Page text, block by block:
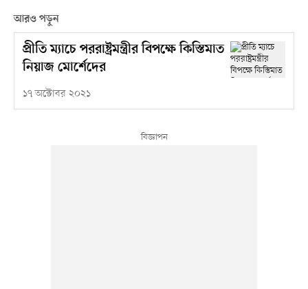
আরও পড়ুন
প্রীতি ম্যাচে পররাষ্ট্রমন্ত্রীর বিপক্ষে কিস্তিমাত
নিয়াজ মোর্শেদের
১৭ অক্টোবর ২০২১